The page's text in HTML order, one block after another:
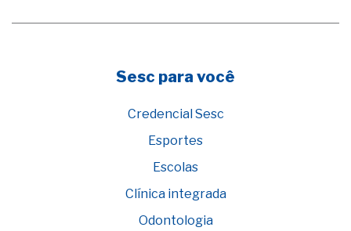
Sesc para você
Credencial Sesc
Esportes
Escolas
Clínica integrada
Odontologia